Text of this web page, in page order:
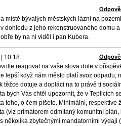
místě bývalých městských lázní na
dohledu z jeho rekonstruovaného domu
by na ni viděl i pan Kubera.
10:18
reagovat na vaše slova dole v
lepší když nám město platí svoz odpadu,
těžce dotuje a dopláci na to právě ti
bych Vás chtěl upozornit, že v Teplicích
toho, o čem píšete. Minimální, respektive
(viz primátorem odmítaný komunitní plán,
několika zbytečnými mandatorními výdaji